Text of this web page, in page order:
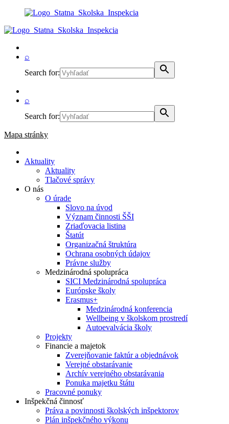
⌕
Search for:
⌕
Search for:
Mapa stránky
Aktuality
Aktuality
Tlačové správy
O nás
O úrade
Slovo na úvod
Význam činnosti ŠŠI
Zriaďovacia listina
Štatút
Organizačná štruktúra
Ochrana osobných údajov
Právne služby
Medzinárodná spolupráca
SICI Medzinárodná spolupráca
Európske školy
Erasmus+
Medzinárodná konferencia
Wellbeing v školskom prostredí
Autoevalvácia školy
Projekty
Financie a majetok
Zverejňovanie faktúr a objednávok
Verejné obstarávanie
Archív verejného obstarávania
Ponuka majetku štátu
Pracovné ponuky
Inšpekčná činnosť
Práva a povinnosti školských inšpektorov
Plán inšpekčného výkonu